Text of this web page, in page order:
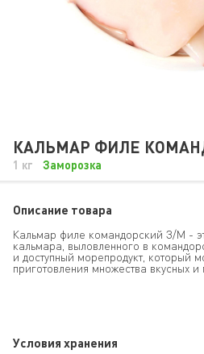
КАЛЬМАР ФИЛЕ
1 кг Заморозка
Описание товара
Кальмар филе командорский З/М -
кальмара, выловленного в
и доступный морепродукт, который
приготовления множества вкусных и
Условия хранения